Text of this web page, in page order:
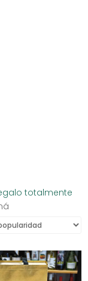
totalmente